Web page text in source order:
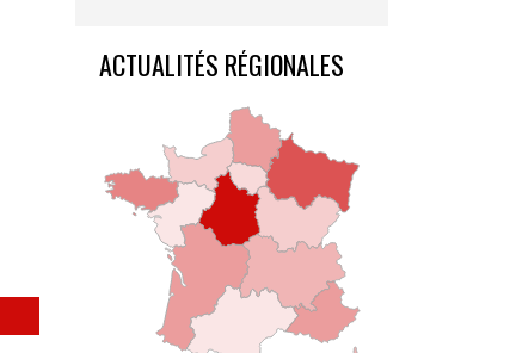
ACTUALITÉS RÉGIONALES